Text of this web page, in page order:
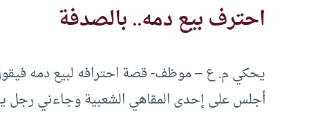
احترف بيع دمه.. بالصدفة
يحكي م. ع – موظف- قصة احترافه لبيع دمه
أجلس على إحدى المقاهي الشعبية وجاءني